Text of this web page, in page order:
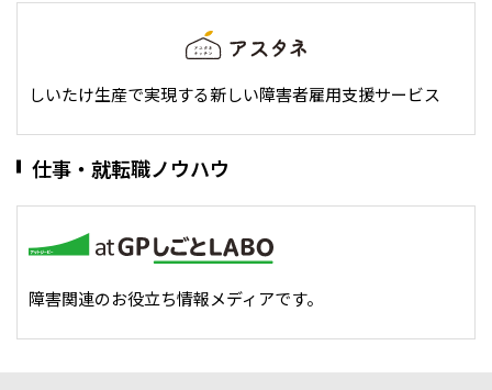
しいたけ生産で実現する新しい障害者雇用支援サービス
仕事・就転職ノウハウ
障害関連のお役立ち情報メディアです。